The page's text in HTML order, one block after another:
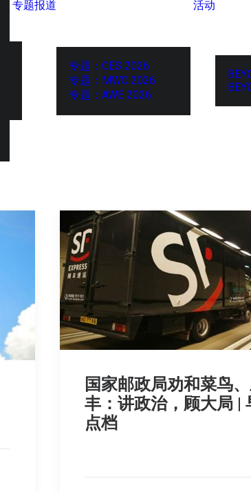
专题报道
专题：CES 2026
专题：MWC 2026
专题：AWE 2026
活动
国家邮政局劝和菜鸟
丰：讲政治，顾大局 |
点档